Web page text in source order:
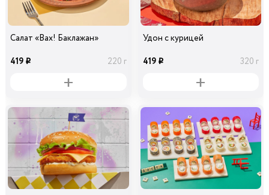
Салат «Вах! Баклажан»
419 i 220 г
Удон с курицей
419 i 320 г